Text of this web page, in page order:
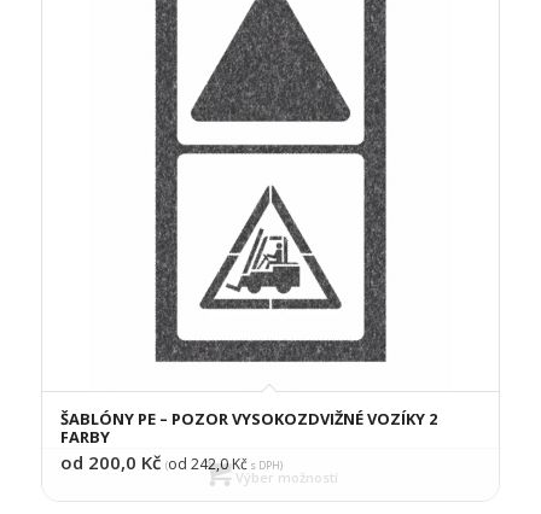
ŠABLÓNY PE – POZOR VYSOKOZDVIŽNÉ VOZÍKY 2
FARBY
od 200,0 Kč (od 242,0Kčs DPH)
Výber možností